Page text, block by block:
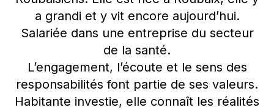
a grandi et y vit encore aujourd’hui.
Salariée dans une entreprise du secteur
de la santé.
L’engagement, l’écoute et le sens des
responsabilités font partie de ses valeurs.
Habitante investie, elle connaît les réalités